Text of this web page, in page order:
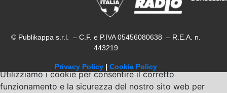
© Publikappa s.r.l. – C.F. e P.IVA 05456080638 – R.E.A. n.
443219
Privacy Policy | Cookie Policy
Utilizziamo i cookie per consentire il corretto
funzionamento e la sicurezza del nostro sito web per